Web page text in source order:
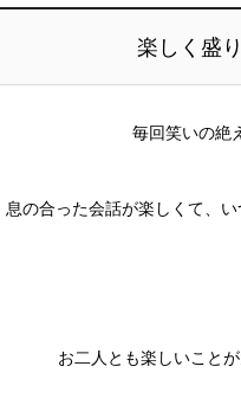
楽しく盛
毎回笑いの絶
息の合った会話が楽しくて、
お二人とも楽しいこと